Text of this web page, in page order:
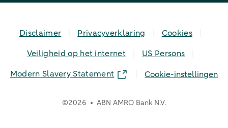
Disclaimer Privacyverklaring
Cookies
Veiligheid op het internet
US Persons
Modern Slavery Statement
Cookie-instellingen
©2026 ABN AMRO Bank N.V.